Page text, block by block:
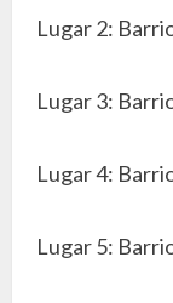
Lugar 2:
Lugar 3:
Lugar 4:
Lugar 5: